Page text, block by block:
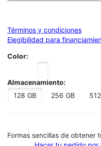
Términos y condiciones
Elegibilidad para
Color:
Almacenamiento:
128 GB
256 GB
​​​​​​​Formas sencillas de obtener